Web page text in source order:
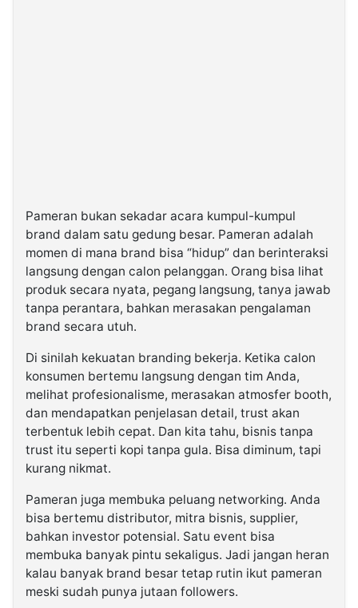
Pameran bukan sekadar acara kumpul-kumpul
brand dalam satu gedung besar. Pameran adalah
momen di mana brand bisa “hidup” dan berinteraksi
langsung dengan calon pelanggan. Orang bisa lihat
produk secara nyata, pegang langsung, tanya jawab
tanpa perantara, bahkan merasakan pengalaman
brand secara utuh.
Di sinilah kekuatan branding bekerja. Ketika calon
konsumen bertemu langsung dengan tim Anda,
melihat profesionalisme, merasakan atmosfer booth,
dan mendapatkan penjelasan detail, trust akan
terbentuk lebih cepat. Dan kita tahu, bisnis tanpa
trust itu seperti kopi tanpa gula. Bisa diminum, tapi
kurang nikmat.
Pameran juga membuka peluang networking. Anda
bisa bertemu distributor, mitra bisnis, supplier,
bahkan investor potensial. Satu event bisa
membuka banyak pintu sekaligus. Jadi jangan heran
kalau banyak brand besar tetap rutin ikut pameran
meski sudah punya jutaan followers.